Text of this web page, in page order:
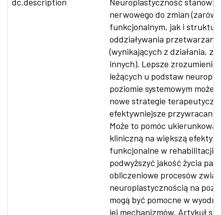
nerwowego do zmian
funkcjonalnym, jak i
oddziaływania
(wynikających z działania,
innych). Lepsze zrozumienie
leżących u podstaw
poziomie systemowym może
nowe strategie
efektywniejsze
Może to pomóc
kliniczną na większą
funkcjonalne w rehabilitacji
podwyższyć jakość życia
obliczeniowe procesów
neuroplastycznością na
mogą być pomocne w
jej mechanizmów. Artykuł